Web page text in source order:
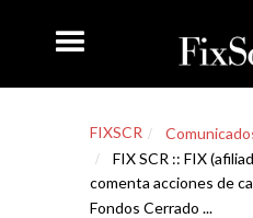
FIXSCR
FIX SCR :: FIX
comenta acciones de
Fondos Cerrado ...